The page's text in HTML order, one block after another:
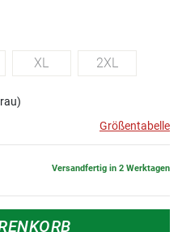
XL 2XL
Größentabelle
Versandfertig in 2 Werktagen